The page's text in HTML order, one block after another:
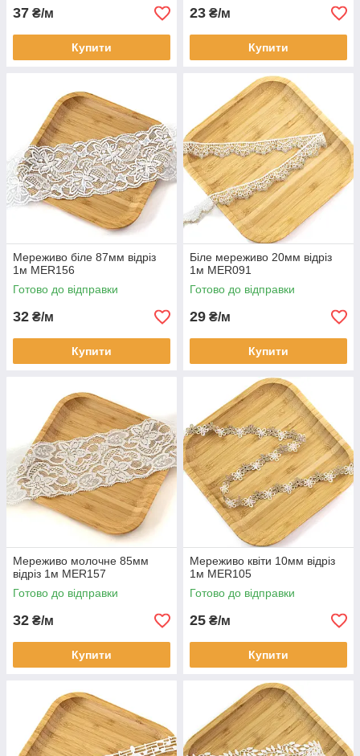
37 ₴/м
Купити
23 ₴/м
Купити
Мереживо біле 87мм відріз
1м MER156
Готово до відправки
32 ₴/м
Купити
Біле мереживо 20мм відріз
1м MER091
Готово до відправки
29 ₴/м
Купити
Мереживо молочне 85мм
відріз 1м MER157
Готово до відправки
32 ₴/м
Купити
Мереживо квіти 10мм відріз
1м MER105
Готово до відправки
25 ₴/м
Купити